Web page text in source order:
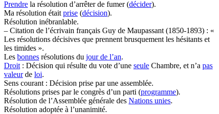
Prendre la résolution d’arrêter de fumer (décider).
Ma résolution était prise (décision).
Résolution inébranlable.
– Citation de l’écrivain français Guy de Maupassant (1850-1893) : «
Les résolutions décisives que prennent brusquement les hésitants et
les timides ».
Les bonnes résolutions du jour de l’an.
Droit : Décision qui résulte du vote d’une seule Chambre, et n’a pas
valeurde loi.
Sens courant : Décision prise par une assemblée.
Résolutions prises par le congrès d’un parti (programme).
Résolution de l’Assemblée générale des Nations unies.
Résolution adoptée à l’unanimité.